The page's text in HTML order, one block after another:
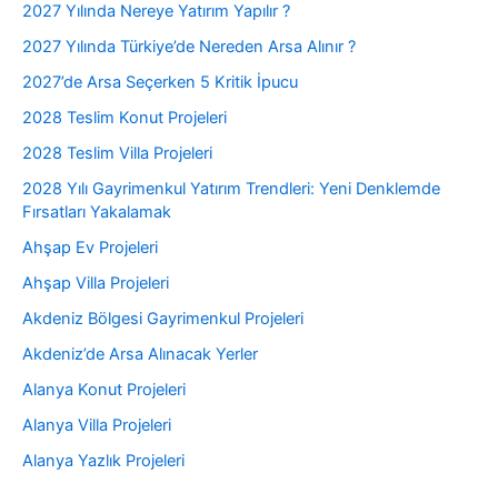
2027 Yılında Nereye Yatırım Yapılır ?
2027 Yılında Türkiye’de Nereden Arsa Alınır ?
2027’de Arsa Seçerken 5 Kritik İpucu
2028 Teslim Konut Projeleri
2028 Teslim Villa Projeleri
2028 Yılı Gayrimenkul Yatırım Trendleri: Yeni Denklemde
Fırsatları Yakalamak
Ahşap Ev Projeleri
Ahşap Villa Projeleri
Akdeniz Bölgesi Gayrimenkul Projeleri
Akdeniz’de Arsa Alınacak Yerler
Alanya Konut Projeleri
Alanya Villa Projeleri
Alanya Yazlık Projeleri